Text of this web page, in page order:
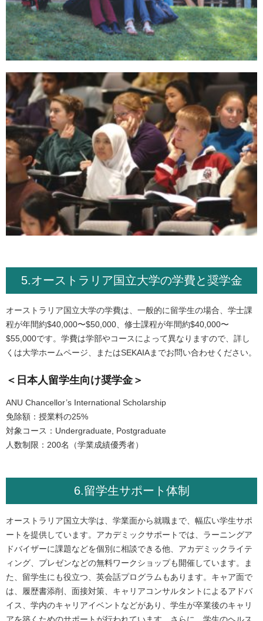
5.オーストラリア国立大学の学費と奨学金
オーストラリア国立大学の学費は、一般的に留学生の場合、学士課
程が年間約$40,000〜$50,000、修士課程が年間約$40,000〜
$55,000です。学費は学部やコースによって異なりますので、詳し
くは大学ホームページ、またはSEKAIAまでお問い合わせください。
＜日本人留学生向け奨学金＞
ANU Chancellor’s International Scholarship
免除額：授業料の25%
対象コース：Undergraduate, Postgraduate
人数制限：200名（学業成績優秀者）
6.留学生サポート体制
オーストラリア国立大学は、学業面から就職まで、幅広い学生サポ
ートを提供しています。アカデミックサポートでは、ラーニングア
ドバイザーに課題などを個別に相談できる他、アカデミックライテ
ィング、プレゼンなどの無料ワークショップも開催しています。ま
た、留学生にも役立つ、英会話プログラムもあります。キャア面で
は、履歴書添削、面接対策、キャリアコンサルタントによるアドバ
イス、学内のキャリアイベントなどがあり、学生が卒業後のキャリ